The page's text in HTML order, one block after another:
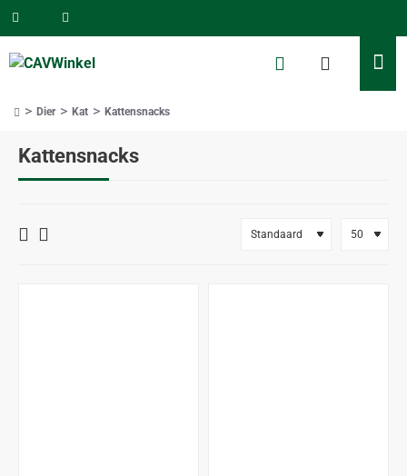
Kattensnacks
Dier Kat Kattensnacks